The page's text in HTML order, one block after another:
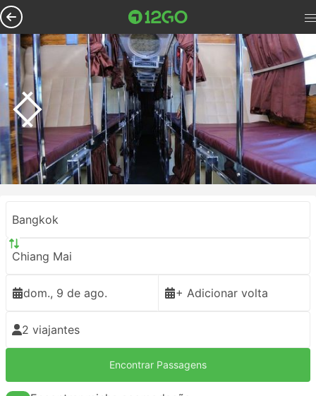
Bangkok
Chiang Mai
dom., 9 de ago. + Adicionar volta
2 viajantes
Encontrar Passagens